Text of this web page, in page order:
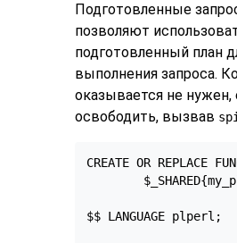
Подготовленные
позволяют
подготовленный план
выполнения запроса.
оказывается не
освободить, вызвав
CREATE OR REPLACE
$$ LANGUAGE plperl;